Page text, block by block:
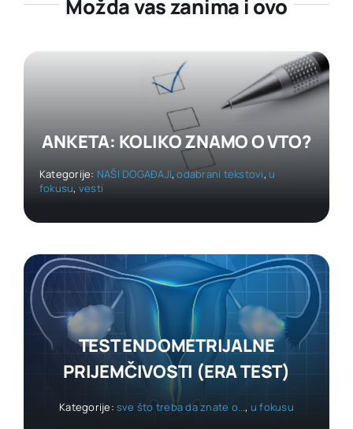
Možda vas zanima i ovo
ANKETA: KOLIKO ZNAMO O VTO?
Kategorije: NAŠI DOGAĐAJI,odabrani tekstovi,u
fokusu, vesti
TEST ENDOMETRIJALNE
PRIJEMČIVOSTI (ERA TEST)
Kategorije: sve što treba da znate o..., u fokusu